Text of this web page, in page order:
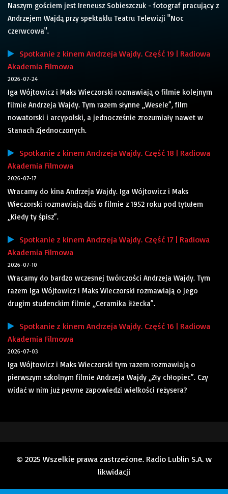
Naszym gościem jest Ireneusz Sobieszczuk - fotograf pracujący z
Andrzejem Wajdą przy spektaklu Teatru Telewizji "Noc
czerwcowa".
Spotkanie z kinem Andrzeja Wajdy. Część 19 | Radiowa
Akademia Filmowa
2026-07-24
Iga Wójtowicz i Maks Wieczorski rozmawiają o filmie kolejnym
filmie Andrzeja Wajdy. Tym razem słynne „Wesele”, film
nowatorski i arcypolski, a jednocześnie zrozumiały nawet w
Stanach Zjednoczonych.
Spotkanie z kinem Andrzeja Wajdy. Część 18 | Radiowa
Akademia Filmowa
2026-07-17
Wracamy do kina Andrzeja Wajdy. Iga Wójtowicz i Maks
Wieczorski rozmawiają dziś o filmie z 1952 roku pod tytułem
„Kiedy ty śpisz”.
Spotkanie z kinem Andrzeja Wajdy. Część 17 | Radiowa
Akademia Filmowa
2026-07-10
Wracamy do bardzo wczesnej twórczości Andrzeja Wajdy. Tym
razem Iga Wójtowicz i Maks Wieczorski rozmawiają o jego
drugim studenckim filmie „Ceramika iłżecka”.
Spotkanie z kinem Andrzeja Wajdy. Część 16 | Radiowa
Akademia Filmowa
2026-07-03
Iga Wójtowicz i Maks Wieczorski tym razem rozmawiają o
pierwszym szkolnym filmie Andrzeja Wajdy „Zły chłopiec”. Czy
widać w nim już pewne zapowiedzi wielkości reżysera?
© 2025 Wszelkie prawa zastrzeżone. Radio Lublin S.A. w
likwidacji